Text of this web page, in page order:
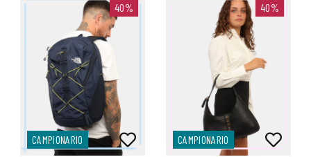
40%
CAMPIONARIO
40%
CAMPIONARIO